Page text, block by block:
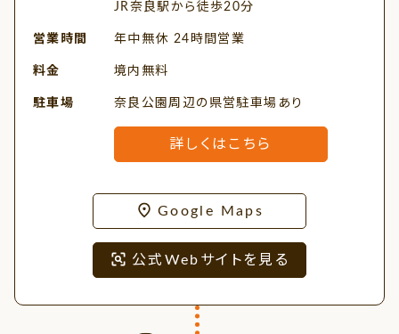
JR奈良駅から徒歩20分
営業時間 年中無休 24時間営業
料金 境内無料
駐車場 奈良公園周辺の県営駐車場あり
詳しくはこちら
Google Maps
公式Webサイトを見る